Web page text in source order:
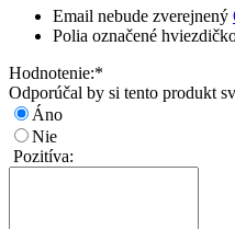
Email nebude zverejnený
Polia označené
Hodnotenie:*
Odporúčal by si tento produkt
Áno
Nie
Pozitíva: